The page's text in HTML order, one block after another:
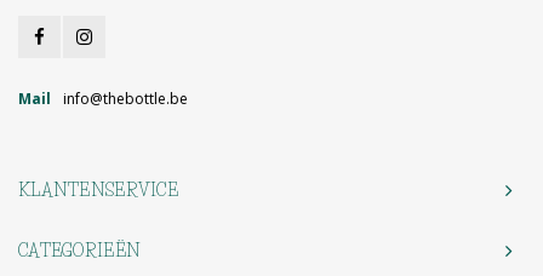
Mail info@thebottle.be
KLANTENSERVICE
CATEGORIEËN